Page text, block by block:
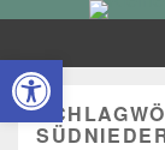
Open toolbar